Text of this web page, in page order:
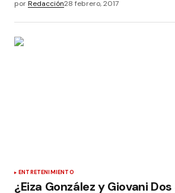
porRedacción28 febrero, 2017
ENTRETENIMIENTO
¿Eiza González y Giovani